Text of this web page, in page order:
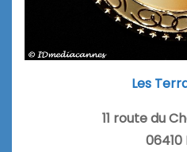
Les
11 route du
06410